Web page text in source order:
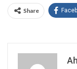
Share